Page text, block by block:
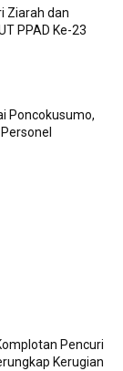
Ziarah dan
PPAD Ke-23
Poncokusumo,
Pencuri
Kerugian